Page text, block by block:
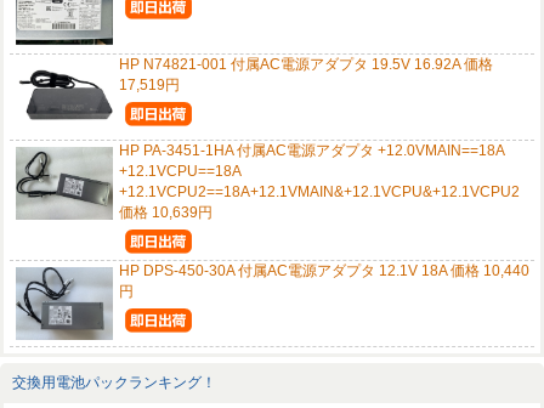
HP N74821-001 付属AC電源アダプタ 19.5V 16.92A 価格
17,519円
HP PA-3451-1HA 付属AC電源アダプタ +12.0VMAIN==18A
+12.1VCPU==18A
+12.1VCPU2==18A+12.1VMAIN&+12.1VCPU&+12.1VCPU2
価格 10,639円
HP DPS-450-30A 付属AC電源アダプタ 12.1V 18A 価格 10,440
円
交換用電池パックランキング！